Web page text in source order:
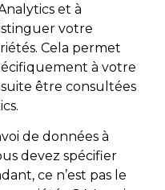
et à
votre
Cela permet
à votre
être consultées
de données à
devez spécifier
ce n’est pas le